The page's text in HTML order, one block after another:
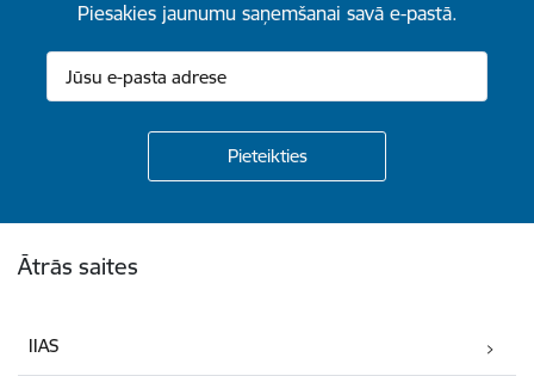
Piesakies jaunumu saņemšanai savā e-pastā.
Ātrās saites
IIAS